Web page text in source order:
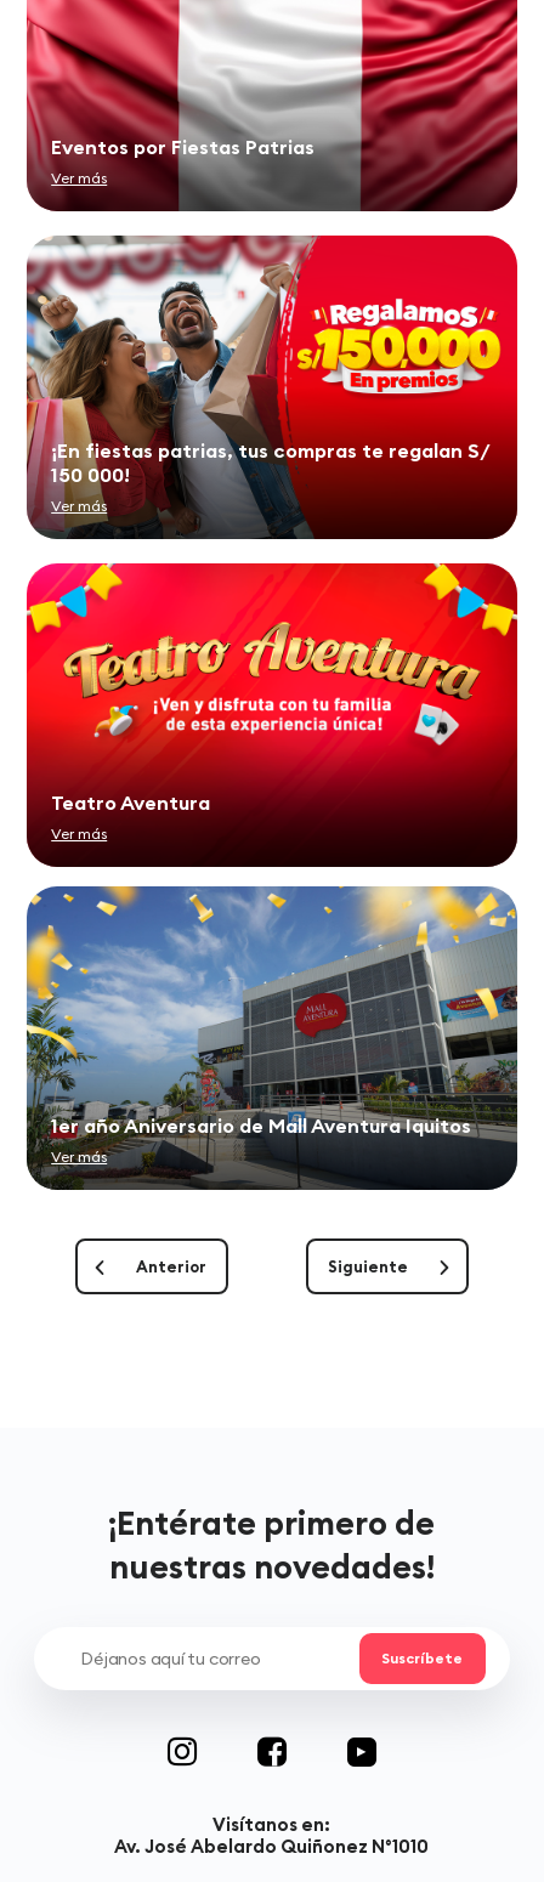
Eventos por Fiestas Patrias
Ver más
¡En fiestas patrias, tus compras te regalan S/
150 000!
Ver más
Teatro Aventura
Ver más
1er año Aniversario de Mall Aventura Iquitos
Ver más
Anterior Siguiente
¡Entérate primero de
nuestras novedades!
Visítanos en:
Av. José Abelardo Quiñonez N°1010